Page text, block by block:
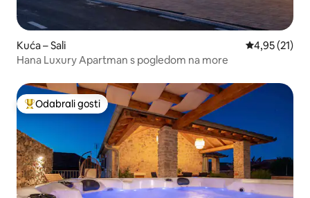
Kuća – Sali Prosječna
4,95 (21)
Hana Luxury Apartman s pogledom na more
Među najviše rangiranima s oznakom „Odabrali gosti”
Odabrali gosti